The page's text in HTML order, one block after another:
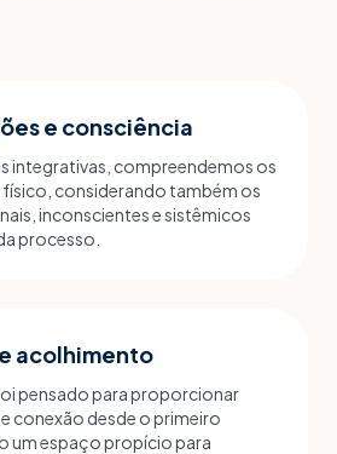
e consciência
integrativas, compreendemos os
considerando também os
inconscientes e sistêmicos
processo.
acolhimento
pensado para proporcionar
conexão desde o primeiro
um espaço propício para